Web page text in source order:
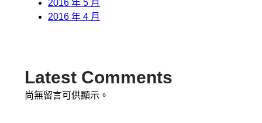
2016 年 5 月
2016 年 4 月
Latest Comments
尚無留言可供顯示。